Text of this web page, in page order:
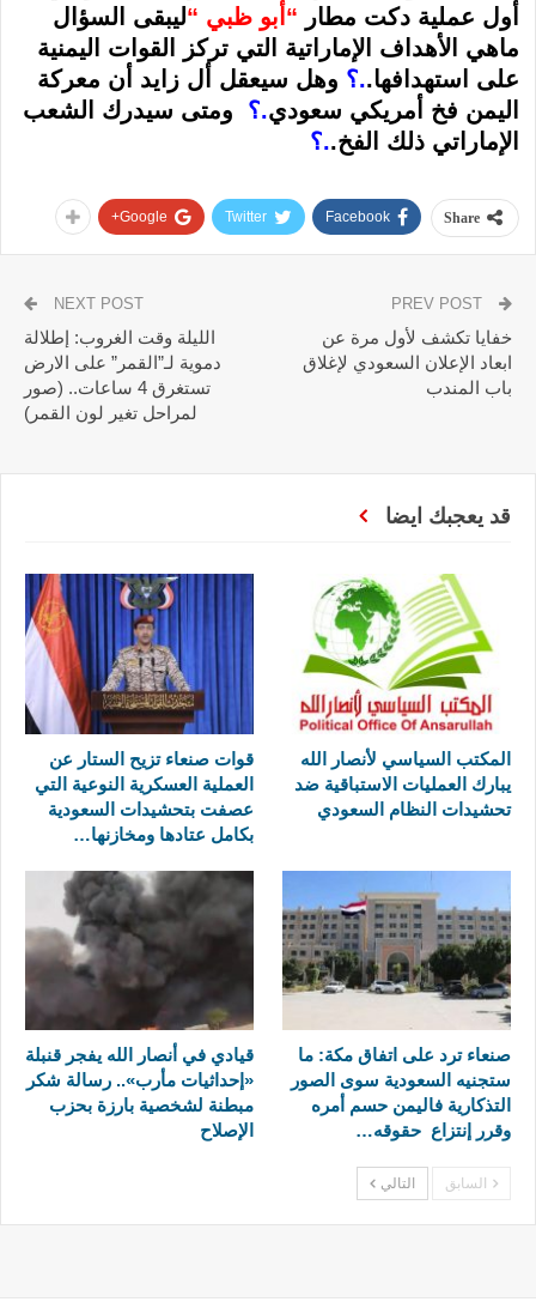
أول عملية دكت مطار “أبو ظبي “ليبقى السؤال
ماهي الأهداف الإماراتية التي تركز القوات اليمنية
على استهدافها..؟ وهل سيعقل أل زايد أن معركة
اليمن فخ أمريكي سعودي.؟ ومتى سيدرك الشعب
الإماراتي ذلك الفخ..؟
Share
Facebook
Twitter
Google+
خفايا تكشف لأول مرة عن
ابعاد الإعلان السعودي لإغلاق
باب المندب
NEXT POST
الليلة وقت الغروب: إطلالة
دموية لـ”القمر” على الارض
تستغرق 4 ساعات.. (صور
لمراحل تغير لون القمر)
قد يعجبك ايضا
المكتب السياسي لأنصار الله
يبارك العمليات الاستباقية ضد
تحشيدات النظام السعودي
قوات صنعاء تزيح الستار عن
العملية العسكرية النوعية التي
عصفت بتحشيدات السعودية
بكامل عتادها ومخازنها…
صنعاء ترد على اتفاق مكة: ما
ستجنيه السعودية سوى الصور
التذكارية فاليمن حسم أمره
وقرر إنتزاع حقوقه…
قيادي في أنصار الله يفجر قنبلة
«إحداثيات مأرب».. رسالة شكر
مبطنة لشخصية بارزة بحزب
الإصلاح
السابق التالي